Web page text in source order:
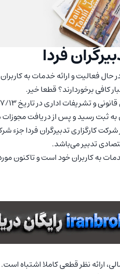
فردا
فعالیت و ارائه خدمات به
کافی برخوردارند؟ قطعا خیر.
به ثبت رسید و پس از دریافت
شرکت کارگزاری تدبیرگران فردا
تدبیر می‌باشد.
در حال فعالیت و ارائه خدمات به کاربران خود است و
ارائه نظر قطعی کاملا اشتباه است.